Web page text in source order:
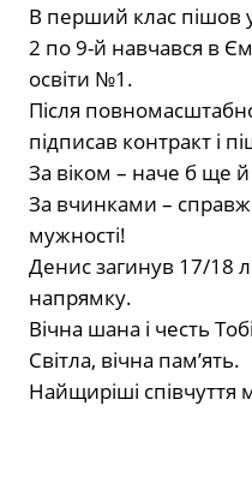
В перший клас пішов
2 по 9-й навчався в
освіти №1.
Після
підписав контракт і
За віком – наче б ще
За вчинками –
мужності!
Денис загинув 17/18
напрямку.
Вічна шана і честь
Світла, вічна пам’ять.
Найщиріші співчуття